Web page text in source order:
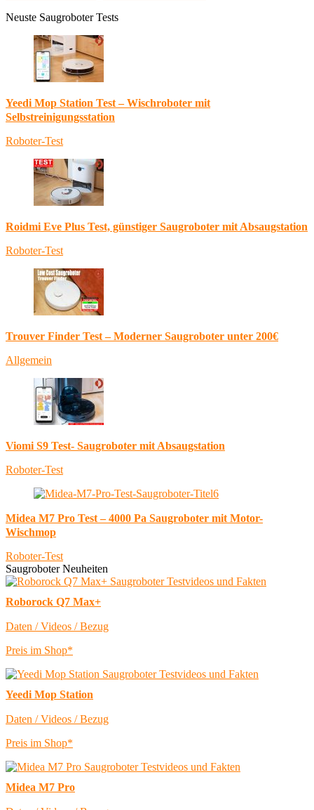
Neuste Saugroboter Tests
Yeedi Mop Station Test – Wischroboter mit
Selbstreinigungsstation
Roboter-Test
Roidmi Eve Plus Test, günstiger Saugroboter mit Absaugstation
Roboter-Test
Trouver Finder Test – Moderner Saugroboter unter 200€
Allgemein
Viomi S9 Test- Saugroboter mit Absaugstation
Roboter-Test
Midea M7 Pro Test – 4000 Pa Saugroboter mit Motor-
Wischmop
Roboter-Test
Saugroboter Neuheiten
Roborock Q7 Max+
Daten / Videos / Bezug
Preis im Shop*
Yeedi Mop Station
Daten / Videos / Bezug
Preis im Shop*
Midea M7 Pro